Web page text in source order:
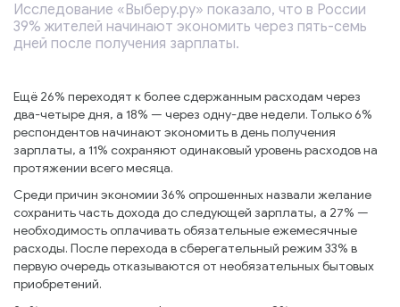
Исследование «Выберу.ру» показало, что в России
39% жителей начинают экономить через пять-семь
дней после получения зарплаты.
Ещё 26% переходят к более сдержанным расходам через
два-четыре дня, а 18% — через одну-две недели. Только 6%
респондентов начинают экономить в день получения
зарплаты, а 11% сохраняют одинаковый уровень расходов на
протяжении всего месяца.
Среди причин экономии 36% опрошенных назвали желание
сохранить часть дохода до следующей зарплаты, а 27% —
необходимость оплачивать обязательные ежемесячные
расходы. После перехода в сберегательный режим 33% в
первую очередь отказываются от необязательных бытовых
приобретений.